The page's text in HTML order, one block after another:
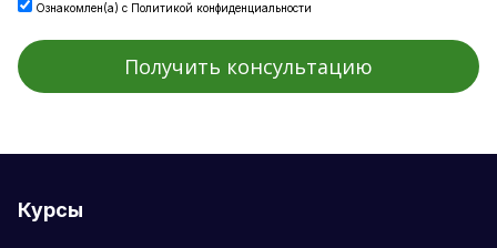
Ознакомлен(а) с Политикой конфиденциальности
Курсы